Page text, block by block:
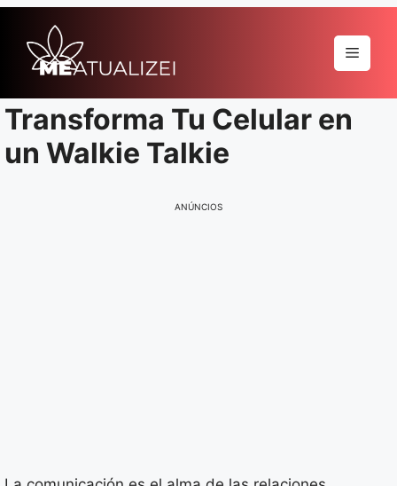
para
Menu
Transforma Tu Celular en
un Walkie Talkie
ANÚNCIOS